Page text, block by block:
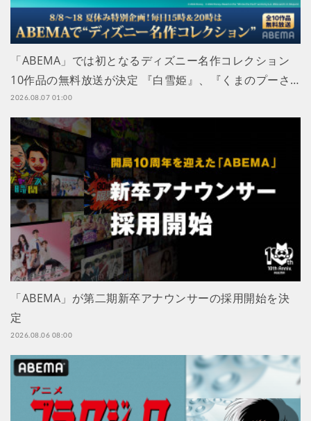
「ABEMA」では初となるディズニー名作コレクション
10作品の無料放送が決定 『白雪姫』、『くまのプーさ…
2026.08.07 01:00
「ABEMA」が第二期新卒アナウンサーの採用開始を決
定
2026.08.06 08:00